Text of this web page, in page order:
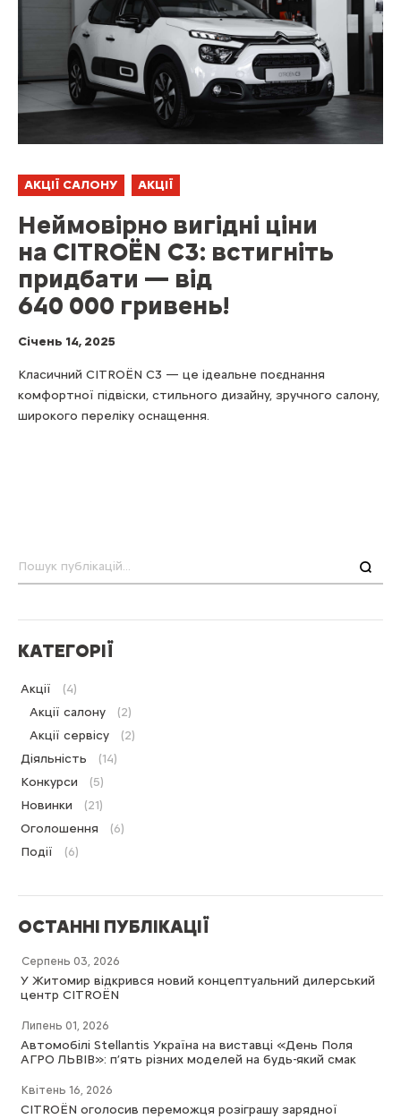
АКЦІЇ САЛОНУ АКЦІЇ
Неймовірно вигідні ціни
на CITROЁN C3: встигніть
придбати — від
640 000 гривень!
Cічень 14, 2025
Класичний CITROЁN С3 — це ідеальне поєднання
комфортної підвіски, стильного дизайну, зручного салону,
широкого переліку оснащення.
КАТЕГОРІЇ
Акції
(4)
Акції салону
(2)
Акції сервісу
(2)
Діяльність
(14)
Конкурси
(5)
Новинки
(21)
Оголошення
(6)
Події
(6)
ОСТАННІ ПУБЛІКАЦІЇ
Серпень 03, 2026
У Житомир відкрився новий концептуальний дилерський
центр CITROËN
Липень 01, 2026
Автомобілі Stellantis Україна на виставці «День Поля
АГРО ЛЬВІВ»: п’ять різних моделей на будь-який смак
Квітень 16, 2026
CITROËN оголосив переможця розіграшу зарядної